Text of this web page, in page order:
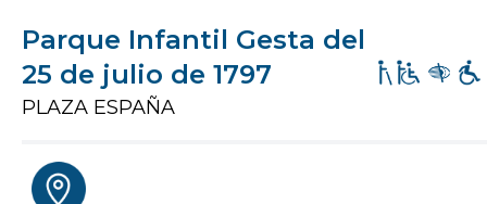
Parque Infantil Gesta del
25 de julio de 1797
PLAZA ESPAÑA